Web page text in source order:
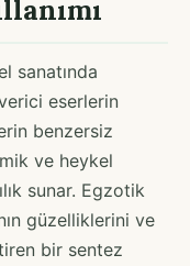
sanatında
eserlerin
benzersiz
ve heykel
sunar. Egzotik
güzelliklerini ve
bir sentez